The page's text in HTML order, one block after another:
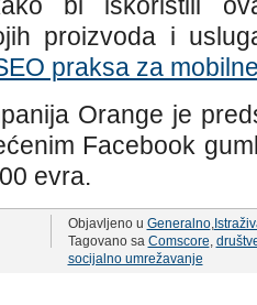
proizvoda i
praksa za
Orange je
Facebook
evra.
Objavljeno u Generalno,
Tagovano sa Comscore,
socijalno umrežavanje